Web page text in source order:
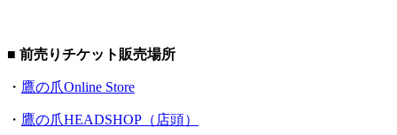
■ 前売りチケット販売場所
・ 鷹の爪Online Store
・ 鷹の爪HEADSHOP（店頭）